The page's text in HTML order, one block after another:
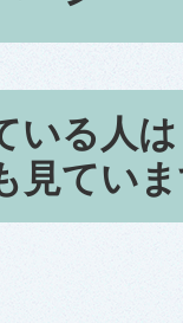
いる人は
見てい